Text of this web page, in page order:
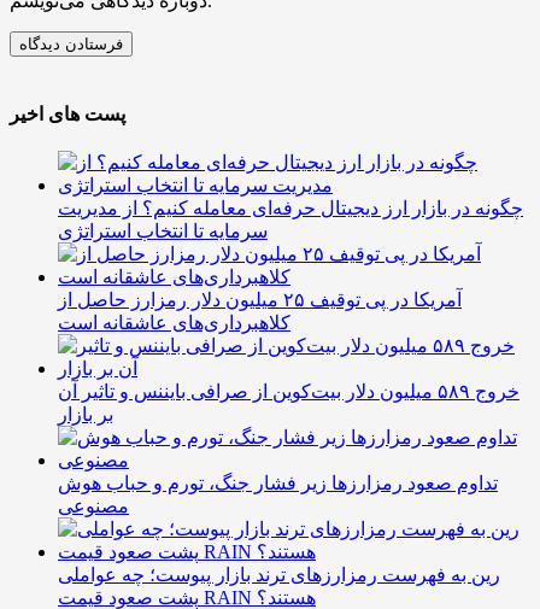
پست های اخیر
چگونه در بازار ارز دیجیتال حرفه‌ای معامله کنیم؟ از مدیریت
سرمایه تا انتخاب استراتژی
آمریکا در پی توقیف ۲۵ میلیون دلار رمزارز حاصل از
کلاهبرداری‌های عاشقانه است
خروج ۵۸۹ میلیون دلار بیت‌کوین از صرافی بایننس و تاثیر آن
بر بازار
تداوم صعود رمزارزها زیر فشار جنگ، تورم و حباب هوش
مصنوعی
رین به فهرست رمزارزهای ترند بازار پیوست؛ چه عواملی
پشت صعود قیمت RAIN هستند؟